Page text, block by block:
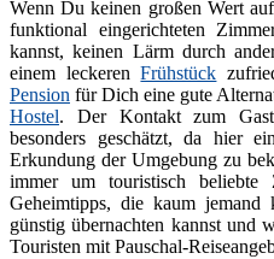
Wenn Du keinen großen Wert
funktional eingerichteten
kannst, keinen Lärm durch
einem leckerenFrühstück
Pension für Dich eine gute
Hostel. Der Kontakt zum
besonders geschätzt, da hier
Erkundung der Umgebung zu
immer um touristisch
Geheimtipps, die kaum
günstig übernachten kannst und
Touristen mit Pauschal-